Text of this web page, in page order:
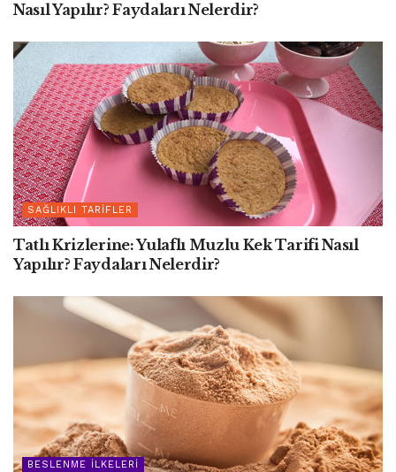
Nasıl Yapılır? Faydaları Nelerdir?
SAĞLIKLI TARIFLER
Tatlı Krizlerine: Yulaflı Muzlu Kek Tarifi Nasıl
Yapılır? Faydaları Nelerdir?
BESLENME İLKELERI